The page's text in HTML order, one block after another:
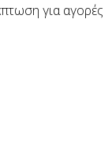
για αγορές